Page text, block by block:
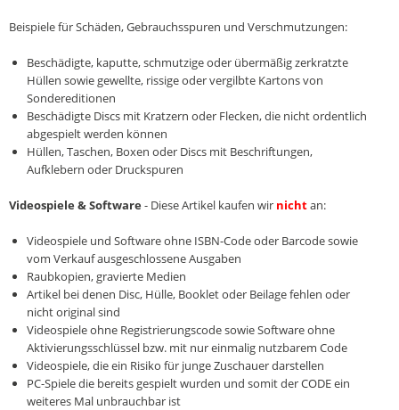
Beispiele für Schäden, Gebrauchsspuren und Verschmutzungen:
Beschädigte, kaputte, schmutzige oder übermäßig zerkratzte
Hüllen sowie gewellte, rissige oder vergilbte Kartons von
Sondereditionen
Beschädigte Discs mit Kratzern oder Flecken, die nicht ordentlich
abgespielt werden können
Hüllen, Taschen, Boxen oder Discs mit Beschriftungen,
Aufklebern oder Druckspuren
Videospiele & Software - Diese Artikel kaufen wir nichtan:
Videospiele und Software ohne ISBN-Code oder Barcode sowie
vom Verkauf ausgeschlossene Ausgaben
Raubkopien, gravierte Medien
Artikel bei denen Disc, Hülle, Booklet oder Beilage fehlen oder
nicht original sind
Videospiele ohne Registrierungscode sowie Software ohne
Aktivierungsschlüssel bzw. mit nur einmalig nutzbarem Code
Videospiele, die ein Risiko für junge Zuschauer darstellen
PC-Spiele die bereits gespielt wurden und somit der CODE ein
weiteres Mal unbrauchbar ist